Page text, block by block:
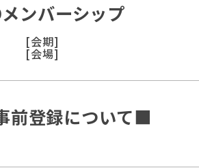
ンバーシップ
[会期]
[会場]
前登録について■